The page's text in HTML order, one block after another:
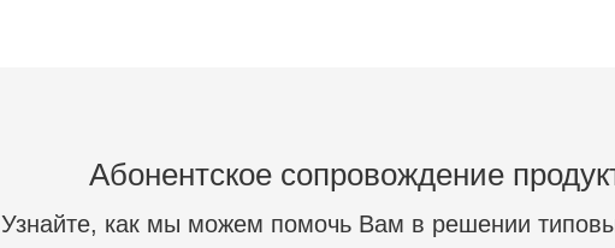
Абонентское сопровождение
Узнайте, как мы можем помочь Вам в решении